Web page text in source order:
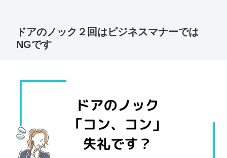
ドアのノック２回はビジネスマナーでは
NGです